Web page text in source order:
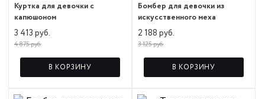
Куртка для девочки с
капюшоном
3 413 руб.
4 875 руб.
В КОРЗИНУ
Бомбер для девочки из
искусственного меха
2 188 руб.
3 125 руб.
В КОРЗИНУ